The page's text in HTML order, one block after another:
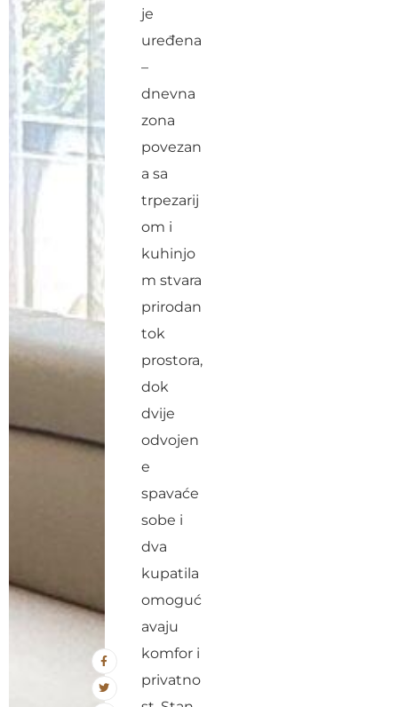
je
uređena
–
dnevna
zona
povezan
a sa
trpezarij
om i
kuhinjo
m stvara
prirodan
tok
prostora,
dok
dvije
odvojen
e
spavaće
sobe i
dva
kupatila
omoguć
avaju
komfor i
privatno